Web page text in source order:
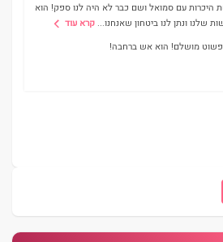
היכרות עם סמואל ושם כבר לא היה לנו ספק! הוא
שלנו ונתן לנו ביטחון שאנחנו... קרא עוד
מושלם! הוא אש ברחבה!